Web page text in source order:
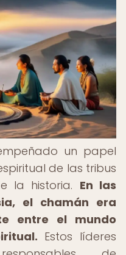
un papel
de las tribus
la historia. En las
el chamán era
entre el mundo
Estos líderes